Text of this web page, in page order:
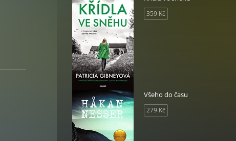
359 Kč
Všeho do času
279 Kč